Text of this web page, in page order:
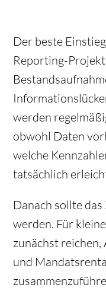
Der beste
Reporting-
werden
obwohl Daten
welche
tatsächlich
Danach sollte
werden. Für
zunächst
und